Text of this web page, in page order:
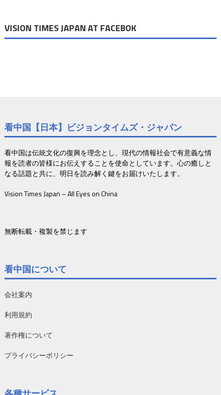
VISION TIMES JAPAN AT FACEBOK
看中国【日本】ビジョンタイムズ・ジャパン
看中国は伝統文化の復興を理念とし、現代の情報社会で有意義な情
報を読者の皆様にお伝えすることを使命としています。心の癒しと
なる話題と共に、明日を読み解く鍵をお届けいたします。
Vision Times Japan – All Eyes on China
無断転載・複製を禁じます
看中国について
会社案内
利用規約
著作権について
プライバシーポリシー